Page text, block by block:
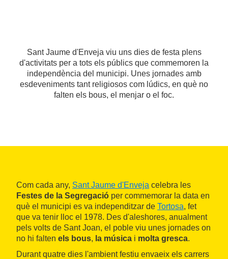
Sant Jaume d'Enveja viu uns dies de festa plens
d'activitats per a tots els públics que commemoren la
independència del municipi. Unes jornades amb
esdeveniments tant religiosos com lúdics, en què no
falten els bous, el menjar o el foc.
Com cada any, Sant Jaume d'Enveja celebra les
Festes de la Segregació per commemorar la data en
què el municipi es va independitzar de Tortosa, fet
que va tenir lloc el 1978. Des d'aleshores, anualment
pels volts de Sant Joan, el poble viu unes jornades on
no hi falten els bous, la música i molta gresca.
Durant quatre dies l'ambient festiu envaeix els carrers